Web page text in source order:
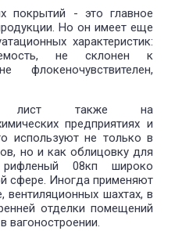
покрытий - это главное
Но он имеет еще
характеристик:
не склонен к
флокеночувствителен,
лист также на
предприятиях и
используют не только в
но и как облицовку для
08кп широко
сфере. Иногда применяют
вентиляционных шахтах, в
отделки помещений
вагоностроении.